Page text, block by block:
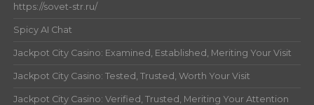
https://sovet-str.ru/
Spicy AI Chat
Jackpot City Casino: Examined, Established, Meriting Your Visit
Jackpot City Casino: Tested, Trusted, Worth Your Visit
Jackpot City Casino: Verified, Trusted, Meriting Your Attention